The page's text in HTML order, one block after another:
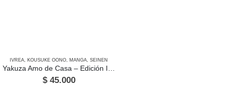
IVREA KOUSUKE OONO MANGA SEINEN
$45.000